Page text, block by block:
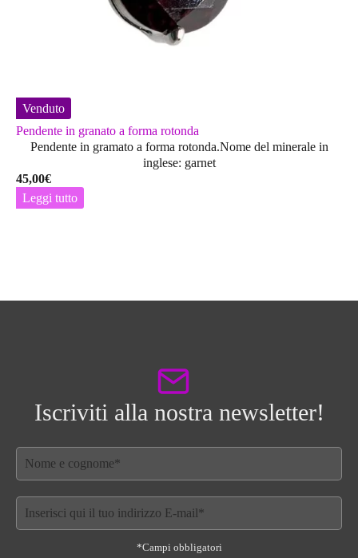
Venduto
Pendente in granato a forma rotonda
Pendente in gramato a forma rotonda.Nome del minerale in
inglese: garnet
45,00€
Leggi tutto
Iscriviti alla nostra newsletter!
*Campi obbligatori